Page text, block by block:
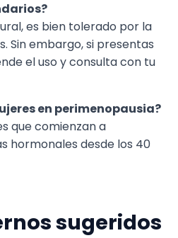
es bien tolerado por la
Sin embargo, si presentas
el uso y consulta con tu
en perimenopausia?
que comienzan a
hormonales desde los 40
sugeridos